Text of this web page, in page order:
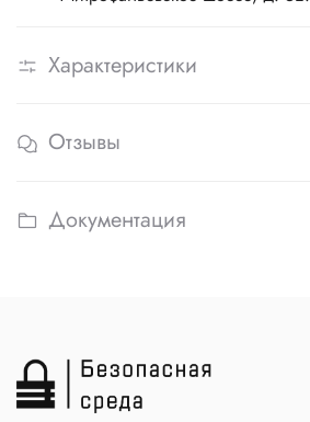
Характеристики
Отзывы
Документация